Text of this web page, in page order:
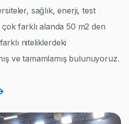
sağlık, enerji, test
farklı alanda 50 m2 den
niteliklerdeki
ve tamamlamış bulunuyoruz.